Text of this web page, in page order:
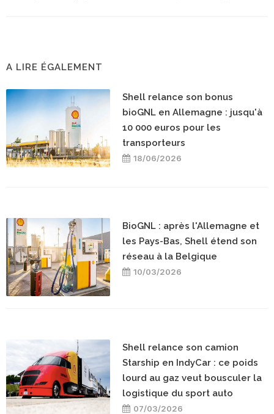
A LIRE ÉGALEMENT
Shell relance son bonus
bioGNL en Allemagne : jusqu'à
10 000 euros pour les
transporteurs
18/06/2026
BioGNL : après l'Allemagne et
les Pays-Bas, Shell étend son
réseau à la Belgique
10/03/2026
Shell relance son camion
Starship en IndyCar : ce poids
lourd au gaz veut bousculer la
logistique du sport auto
07/03/2026